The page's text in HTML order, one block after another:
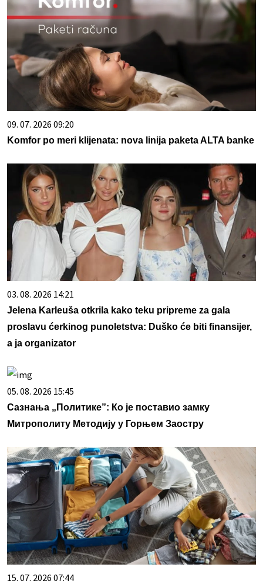
09. 07. 2026 09:20
Komfor po meri klijenata: nova linija paketa ALTA banke
03. 08. 2026 14:21
Jelena Karleuša otkrila kako teku pripreme za gala
proslavu ćerkinog punoletstva: Duško će biti finansijer,
a ja organizator
05. 08. 2026 15:45
Сазнања „Политике”: Ко је поставио замку
Митрополиту Методију у Горњем Заостру
15. 07. 2026 07:44